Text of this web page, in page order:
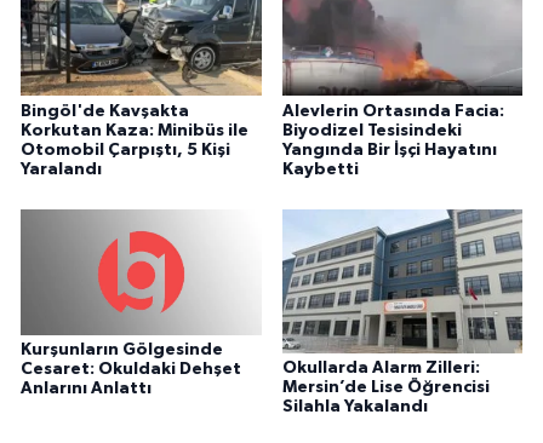
Bingöl'de Kavşakta
Korkutan Kaza: Minibüs ile
Otomobil Çarpıştı, 5 Kişi
Yaralandı
Alevlerin Ortasında Facia:
Biyodizel Tesisindeki
Yangında Bir İşçi Hayatını
Kaybetti
Kurşunların Gölgesinde
Cesaret: Okuldaki Dehşet
Anlarını Anlattı
Okullarda Alarm Zilleri:
Mersin’de Lise Öğrencisi
Silahla Yakalandı